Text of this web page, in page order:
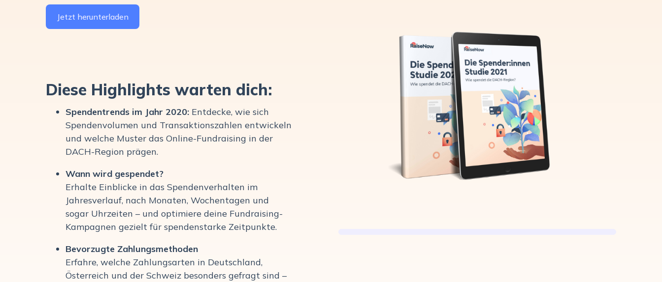
Jetzt herunterladen
Diese Highlights warten dich:
Spendentrends im Jahr 2020: Entdecke, wie sich
Spendenvolumen und Transaktionszahlen entwickeln
und welche Muster das Online-Fundraising in der
DACH-Region prägen.
Wann wird gespendet?
Erhalte Einblicke in das Spendenverhalten im
Jahresverlauf, nach Monaten, Wochentagen und
sogar Uhrzeiten – und optimiere deine Fundraising-
Kampagnen gezielt für spendenstarke Zeitpunkte.
Bevorzugte Zahlungsmethoden
Erfahre, welche Zahlungsarten in Deutschland,
Österreich und der Schweiz besonders gefragt sind –